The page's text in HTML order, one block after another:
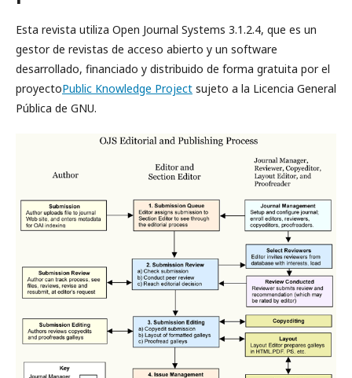
Esta revista utiliza Open Journal Systems 3.1.2.4, que es un
gestor de revistas de acceso abierto y un software
desarrollado, financiado y distribuido de forma gratuita por el
proyectoPublic Knowledge Project sujeto a la Licencia General
Pública de GNU.